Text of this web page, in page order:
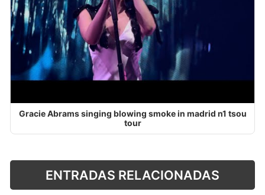
Gracie Abrams singing blowing smoke in madrid n1 tsou
tour
ENTRADAS RELACIONADAS